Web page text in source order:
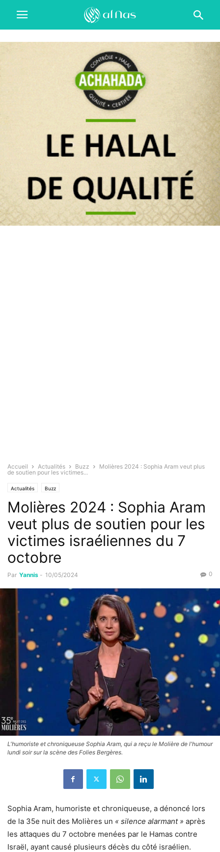
Accueil Actualités Buzz
Molières 2024 : Sophia Aram veut plus
de soutien pour les victimes...
Actualités Buzz
Molières 2024 : Sophia Aram
veut plus de soutien pour les
victimes israéliennes du 7
octobre
Par Yannis - 10/05/2024 0
L'humoriste et chroniqueuse Sophia Aram, qui a reçu le Molière de l'humour
lundi soir sur la scène des Folies Bergères.
Sophia Aram, humoriste et chroniqueuse, a dénoncé lors
de la 35e nuit des Molières un « silence alarmant » après
les attaques du 7 octobre menées par le Hamas contre
Israël, ayant causé plusieurs décès du côté israélien.